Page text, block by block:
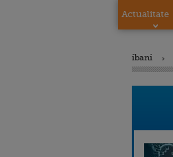
Actualitate
ibani